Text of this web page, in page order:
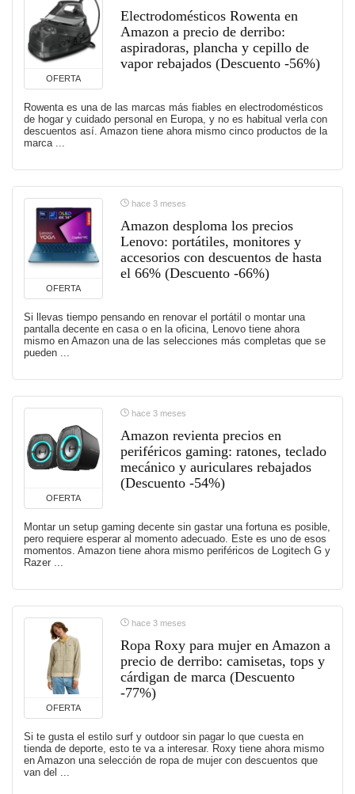
OFERTA
Electrodomésticos Rowenta en
Amazon a precio de derribo:
aspiradoras, plancha y cepillo de
vapor rebajados (Descuento -56%)
Rowenta es una de las marcas más fiables en electrodomésticos
de hogar y cuidado personal en Europa, y no es habitual verla con
descuentos así. Amazon tiene ahora mismo cinco productos de la
marca ...
OFERTA
hace 3 meses
Amazon desploma los precios
Lenovo: portátiles, monitores y
accesorios con descuentos de hasta
el 66% (Descuento -66%)
Si llevas tiempo pensando en renovar el portátil o montar una
pantalla decente en casa o en la oficina, Lenovo tiene ahora
mismo en Amazon una de las selecciones más completas que se
pueden ...
OFERTA
hace 3 meses
Amazon revienta precios en
periféricos gaming: ratones, teclado
mecánico y auriculares rebajados
(Descuento -54%)
Montar un setup gaming decente sin gastar una fortuna es posible,
pero requiere esperar al momento adecuado. Este es uno de esos
momentos. Amazon tiene ahora mismo periféricos de Logitech G y
Razer ...
OFERTA
hace 3 meses
Ropa Roxy para mujer en Amazon a
precio de derribo: camisetas, tops y
cárdigan de marca (Descuento
-77%)
Si te gusta el estilo surf y outdoor sin pagar lo que cuesta en
tienda de deporte, esto te va a interesar. Roxy tiene ahora mismo
en Amazon una selección de ropa de mujer con descuentos que
van del ...